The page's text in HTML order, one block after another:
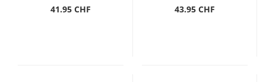
41.95 CHF
43.95 CHF